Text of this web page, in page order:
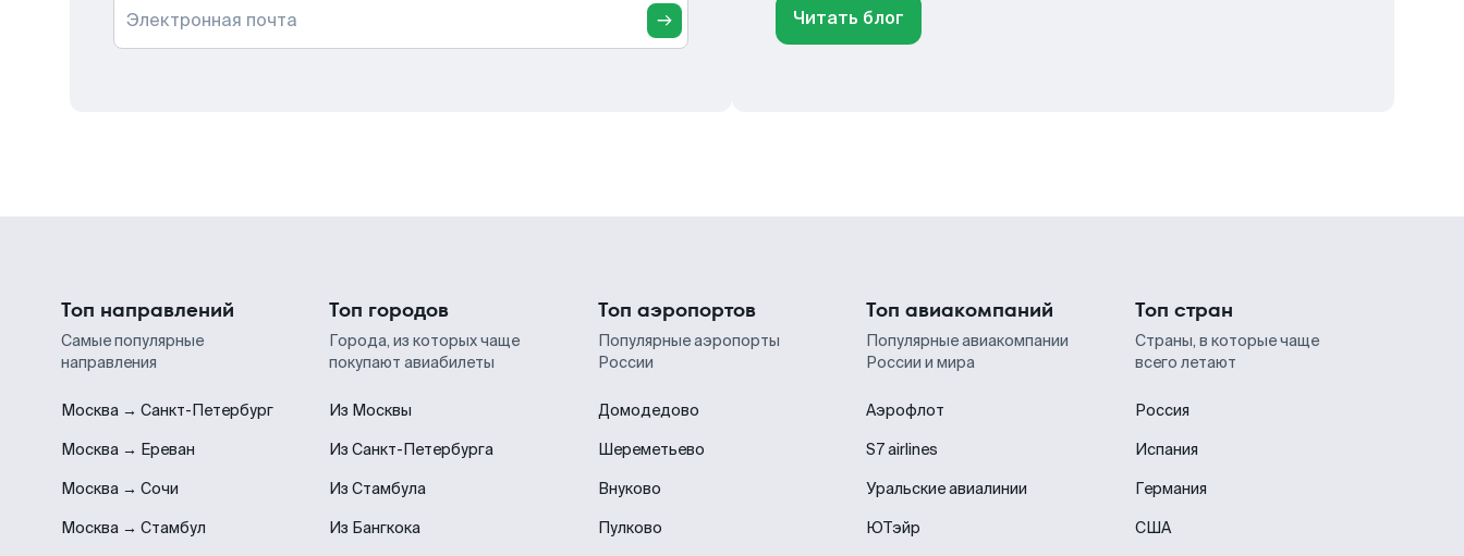
Электронная почта Читать блог
Топ направлений
Самые популярные
направления
Москва → Санкт-Петербург
Москва → Ереван
Москва → Сочи
Москва → Стамбул
Топ городов
Города, из которых чаще
покупают авиабилеты
Из Москвы
Из Санкт-Петербурга
Из Стамбула
Из Бангкока
Топ аэропортов
Популярные аэропорты
России
Домодедово
Шереметьево
Внуково
Пулково
Топ авиакомпаний
Популярные авиакомпании
России и мира
Аэрофлот
S7 airlines
Уральские авиалинии
ЮТэйр
Топ стран
Страны, в которые чаще
всего летают
Россия
Испания
Германия
США